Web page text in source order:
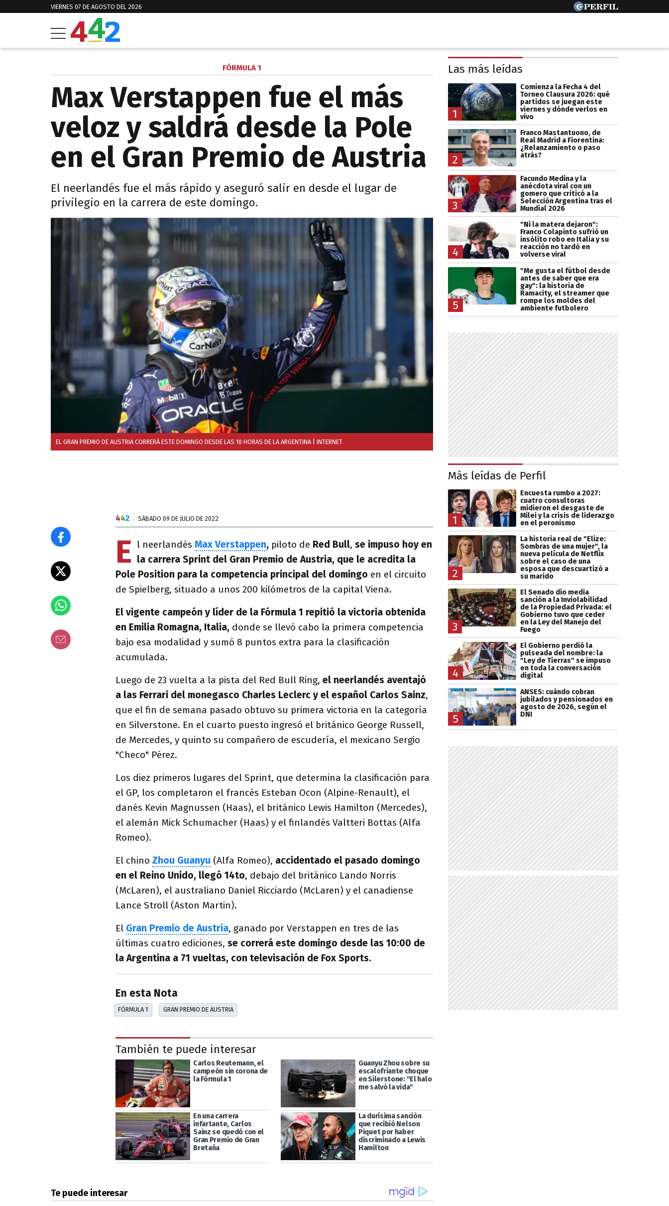
VIERNES 07 DE AGOSTO DEL 2026
FÓRMULA 1
Max Verstappen fue el más
veloz y saldrá desde la Pole
en el Gran Premio de Austria
El neerlandés fue el más rápido y aseguró salir en desde el lugar de
privilegio en la carrera de este domingo.
EL GRAN PREMIO DE AUSTRIA CORRERÁ ESTE DOMINGO DESDE LAS 10 HORAS DE LA ARGENTINA | INTERNET
442 SÁBADO 09 DE JULIO DE 2022
E l neerlandés Max Verstappen, piloto de Red Bull, se impuso hoy en
la carrera Sprint del Gran Premio de Austria, que le acredita la
Pole Position para la competencia principal del domingo en el circuito
de Spielberg, situado a unos 200 kilómetros de la capital Viena.
El vigente campeón y líder de la Fórmula 1 repitió la victoria obtenida
en Emilia Romagna, Italia, donde se llevó cabo la primera competencia
bajo esa modalidad y sumó 8 puntos extra para la clasificación
acumulada.
Luego de 23 vuelta a la pista del Red Bull Ring, el neerlandés aventajó
a las Ferrari del monegasco Charles Leclerc y el español Carlos Sainz,
que el fin de semana pasado obtuvo su primera victoria en la categoría
en Silverstone. En el cuarto puesto ingresó el británico George Russell,
de Mercedes, y quinto su compañero de escudería, el mexicano Sergio
"Checo" Pérez.
Los diez primeros lugares del Sprint, que determina la clasificación para
el GP, los completaron el francés Esteban Ocon (Alpine-Renault), el
danés Kevin Magnussen (Haas), el británico Lewis Hamilton (Mercedes),
el alemán Mick Schumacher (Haas) y el finlandés Valtteri Bottas (Alfa
Romeo).
El chino Zhou Guanyu (Alfa Romeo), accidentado el pasado domingo
en el Reino Unido, llegó 14to, debajo del británico Lando Norris
(McLaren), el australiano Daniel Ricciardo (McLaren) y el canadiense
Lance Stroll (Aston Martin).
El Gran Premio de Austria, ganado por Verstappen en tres de las
últimas cuatro ediciones, se correrá este domingo desde las 10:00 de
la Argentina a 71 vueltas, con televisación de Fox Sports.
En esta Nota
FÓRMULA 1 GRAN PREMIO DE AUSTRIA
También te puede interesar
Carlos Reutemann, el
campeón sin corona de
la Fórmula 1
Guanyu Zhou sobre su
escalofriante choque
en Silerstone: "El halo
me salvó la vida"
En una carrera
infartante, Carlos
Sainz se quedó con el
Gran Premio de Gran
Bretaña
La durísima sanción
que recibió Nelson
Piquet por haber
discriminado a Lewis
Hamilton
Las más leídas
1
Comienza la Fecha 4 del
Torneo Clausura 2026: qué
partidos se juegan este
viernes y dónde verlos en
vivo
2
Franco Mastantuono, de
Real Madrid a Fiorentina:
¿Relanzamiento o paso
atrás?
3
Facundo Medina y la
anécdota viral con un
gomero que criticó a la
Selección Argentina tras el
Mundial 2026
4
"Ni la matera dejaron":
Franco Colapinto sufrió un
insólito robo en Italia y su
reacción no tardó en
volverse viral
5
"Me gusta el fútbol desde
antes de saber que era
gay": la historia de
Ramacity, el streamer que
rompe los moldes del
ambiente futbolero
Más leídas de Perfil
1
Encuesta rumbo a 2027:
cuatro consultoras
midieron el desgaste de
Milei y la crisis de liderazgo
en el peronismo
2
La historia real de "Elize:
Sombras de una mujer", la
nueva película de Netflix
sobre el caso de una
esposa que descuartizó a
su marido
3
El Senado dio media
sanción a la Inviolabilidad
de la Propiedad Privada: el
Gobierno tuvo que ceder
en la Ley del Manejo del
Fuego
4
El Gobierno perdió la
pulseada del nombre: la
"Ley de Tierras" se impuso
en toda la conversación
digital
5
ANSES: cuándo cobran
jubilados y pensionados en
agosto de 2026, según el
DNI